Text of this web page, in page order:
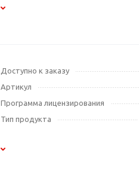
Доступно к заказу
Артикул
Программа лицензирования
Тип продукта